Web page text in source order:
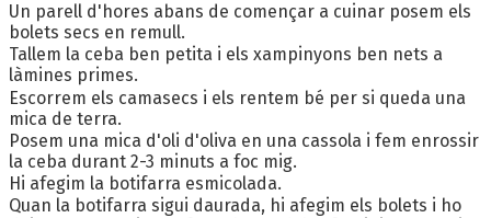
Un parell d'hores abans de començar a cuinar posem els
bolets secs en remull.
Tallem la ceba ben petita i els xampinyons ben nets a
làmines primes.
Escorrem els camasecs i els rentem bé per si queda una
mica de terra.
Posem una mica d'oli d'oliva en una cassola i fem enrossir
la ceba durant 2-3 minuts a foc mig.
Hi afegim la botifarra esmicolada.
Quan la botifarra sigui daurada, hi afegim els bolets i ho